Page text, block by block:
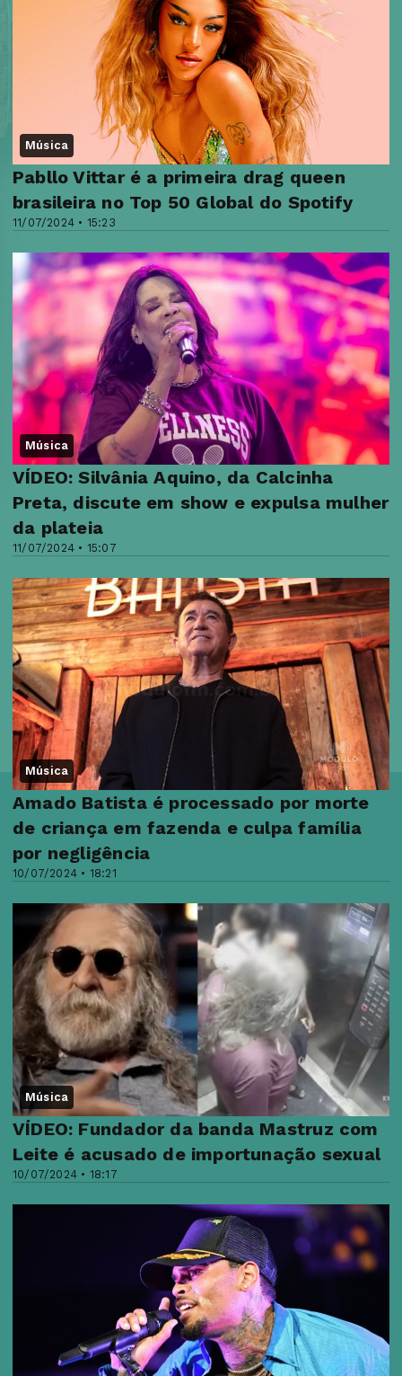
Música
11/07/2024 • 15:23
Pabllo Vittar é a primeira drag queen
brasileira no Top 50 Global do Spotify
Música
11/07/2024 • 15:07
VÍDEO: Silvânia Aquino, da Calcinha
Preta, discute em show e expulsa mulher
da plateia
Música
10/07/2024 • 18:21
Amado Batista é processado por morte
de criança em fazenda e culpa família
por negligência
Música
10/07/2024 • 18:17
VÍDEO: Fundador da banda Mastruz com
Leite é acusado de importunação sexual